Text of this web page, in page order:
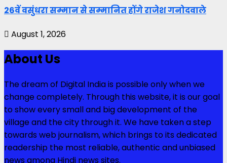
26वें वसुंधरा सम्मान से सम्मानित होंगे राजेश गनोदवाले
August 1, 2026
About Us
The dream of Digital India is possible only when we
change completely. Through this website, it is our goal
to show every small and big development of the
village and the city through it. We have taken a step
towards web journalism, which brings to its dedicated
readership the most reliable, authentic and unbiased
news among Hindi news sites.